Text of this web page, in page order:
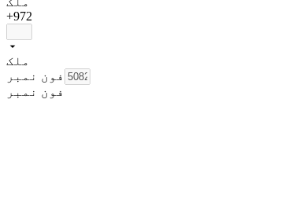
+972
ملک
فون نمبر
فون نمبر